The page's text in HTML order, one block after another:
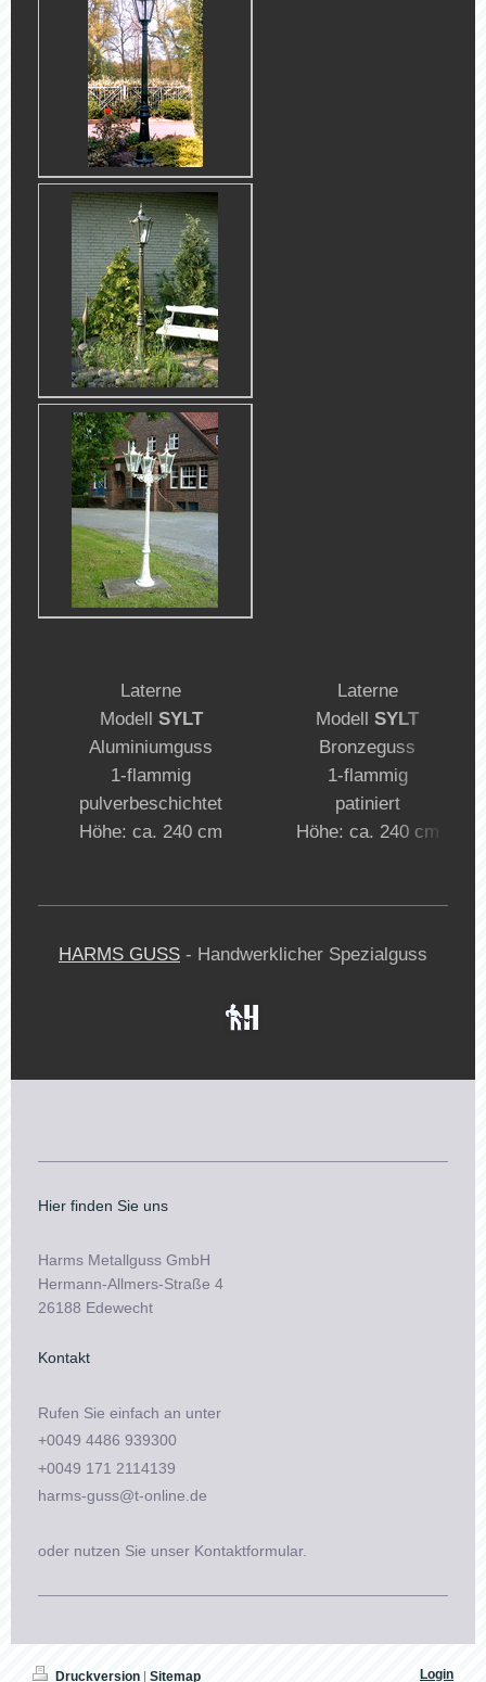
Laterne
Modell SYLT
Aluminiumguss
1-flammig
pulverbeschichtet
Höhe: ca. 240 cm
Laterne
Modell SYLT
Bronzeguss
1-flammig
patiniert
Höhe: ca. 240 cm
HARMS GUSS - Handwerklicher Spezialguss
Hier finden Sie uns
Harms Metallguss GmbH
Hermann-Allmers-Straße 4
26188 Edewecht
Kontakt
Rufen Sie einfach an unter
+0049 4486 939300
+0049 171 2114139
harms-guss@t-online.de
oder nutzen Sie unser Kontaktformular.
Druckversion Sitemap Login